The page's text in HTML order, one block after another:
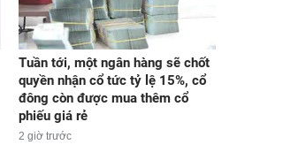
Tuần tới, một ngân hàng sẽ chốt
quyền nhận cổ tức tỷ lệ 15%, cổ
đông còn được mua thêm cổ
phiếu giá rẻ
2 giờ trước